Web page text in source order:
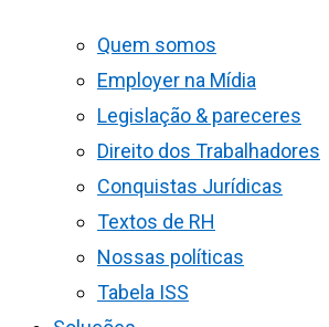
Quem somos
Employer na Mídia
Legislação & pareceres
Direito dos Trabalhadores
Conquistas Jurídicas
Textos de RH
Nossas políticas
Tabela ISS